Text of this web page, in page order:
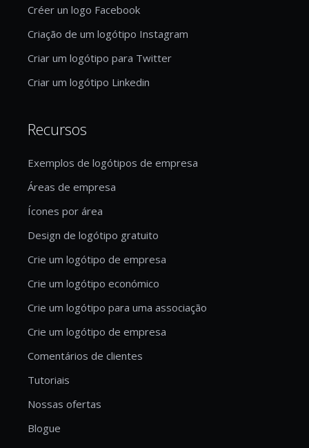
Créer un logo Facebook
Criação de um logótipo Instagram
Criar um logótipo para Twitter
Criar um logótipo Linkedin
Recursos
Exemplos de logótipos de empresa
Áreas de empresa
Ícones por área
Design de logótipo gratuito
Crie um logótipo de empresa
Crie um logótipo económico
Crie um logótipo para uma associação
Crie um logótipo de empresa
Comentários de clientes
Tutoriais
Nossas ofertas
Blogue